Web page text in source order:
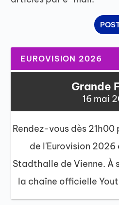
EUROVISION 2026
Grande
16 mai
Rendez-vous dès
de l'Eurovision 2026
Stadthalle de Vienne. À
la chaîne officielle